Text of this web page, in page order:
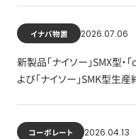
イナバ物置 2026.07.06
新製品「ナイソー」SMX型・
よび「ナイソー」SMK型生
コーポレート 2026.04.13